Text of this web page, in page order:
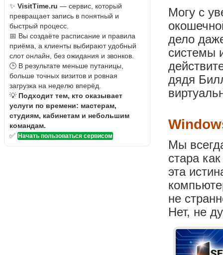
Могу с
дело
системы
дядя
Мы
стара
эта
не
Нет, не
✨ VisitTime.ru — сервис, который
превращает запись в понятный и
быстрый процесс.
📅 Вы создаёте расписание и правила
приёма, а клиенты выбирают удобный
слот онлайн, без ожидания и звонков.
🕒 В результате меньше путаницы,
больше точных визитов и ровная
загрузка на неделю вперёд.
💡 Подходит тем, кто оказывает
услуги по времени: мастерам,
студиям, кабинетам и небольшим
командам.
✅ Начать пользоваться сервисом